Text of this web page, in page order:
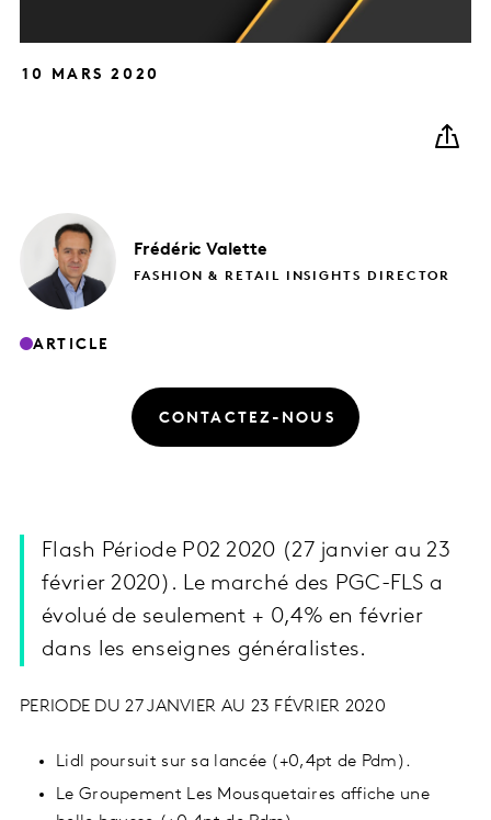
10 MARS 2020
Frédéric Valette
FASHION & RETAIL INSIGHTS DIRECTOR
ARTICLE
CONTACTEZ-NOUS
Flash Période P02 2020 (27 janvier au 23
février 2020). Le marché des PGC-FLS a
évolué de seulement + 0,4% en février
dans les enseignes généralistes.
PERIODE DU 27 JANVIER AU 23 FÉVRIER 2020
Lidl poursuit sur sa lancée (+0,4pt de Pdm).
Le Groupement Les Mousquetaires affiche une